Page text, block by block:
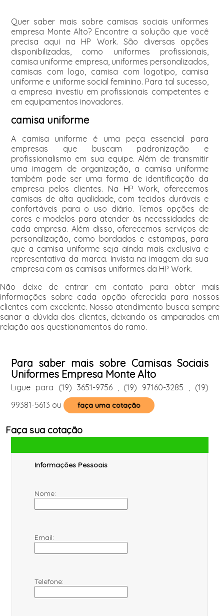
Quer saber mais sobre camisas sociais uniformes
empresa Monte Alto? Encontre a solução que você
precisa aqui na HP Work. São diversas opções
disponibilizadas, como uniformes profissionais,
camisa uniforme empresa, uniformes personalizados,
camisas com logo, camisa com logotipo, camisa
uniforme e uniforme social feminino. Para tal sucesso,
a empresa investiu em profissionais competentes e
em equipamentos inovadores.
camisa uniforme
A camisa uniforme é uma peça essencial para
empresas que buscam padronização e
profissionalismo em sua equipe. Além de transmitir
uma imagem de organização, a camisa uniforme
também pode ser uma forma de identificação da
empresa pelos clientes. Na HP Work, oferecemos
camisas de alta qualidade, com tecidos duráveis e
confortáveis para o uso diário. Temos opções de
cores e modelos para atender às necessidades de
cada empresa. Além disso, oferecemos serviços de
personalização, como bordados e estampas, para
que a camisa uniforme seja ainda mais exclusiva e
representativa da marca. Invista na imagem da sua
empresa com as camisas uniformes da HP Work.
Não deixe de entrar em contato para obter mais
informações sobre cada opção oferecida para nossos
clientes com excelente. Nosso atendimento busca sempre
sanar a dúvida dos clientes, deixando-os amparados em
relação aos questionamentos do ramo.
Para saber mais sobre Camisas Sociais
Uniformes Empresa Monte Alto
Ligue para (19) 3651-9756 (19) 97160-3285
(19)
99381-5613 ou faça uma cotação
Faça sua cotação
Informações Pessoais
Nome:
Email:
Telefone: